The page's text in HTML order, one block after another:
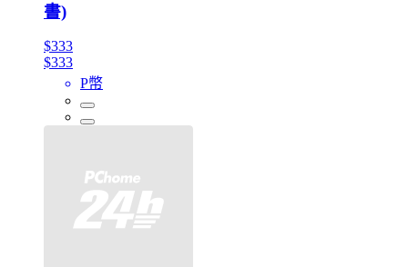
書)
$333
$333
P幣